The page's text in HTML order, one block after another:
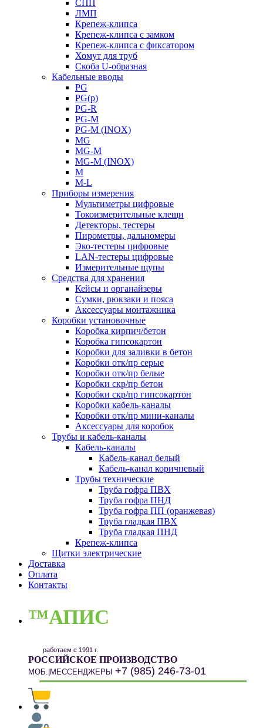
СПП
ЛМП
Крепеж-клипса
Крепеж-клипса с замком
Крепеж-клипса с фиксатором
Хомут для труб
Скоба U-образная
Кабельные вводы
PG
PG(p)
PG-R
PG-M
PG-M (INOX)
MG
MG-M
MG-M (INOX)
M
M-L
Приборы измерения
Мультиметры цифровые
Токоизмерительные клещи
Детекторы, тестеры
Пирометры, дальномеры
Эко-тестеры цифровые
LAN-тестеры цифровые
Измерительные щупы
Средства для хранения
Кейсы и органайзеры
Сумки, рюкзаки и пояса
Аксессуары монтажника
Коробки установочные
Коробка кирпич/бетон
Коробка гипсокартон
Коробки для заливки в бетон
Коробки отк/пр серые
Коробки отк/пр белые
Коробки скр/пр бетон
Коробки скр/пр гипсокартон
Коробки кабель-каналы
Коробки отк/пр мини-каналы
Аксессуары для коробок
Трубы и кабель-каналы
Кабель-каналы
Кабель-канал белый
Кабель-канал коричневый
Трубы технические
Труба гофра ПВХ
Труба гофра ПНД
Труба гофра ПП (оранжевая)
Труба гладкая ПВХ
Труба гладкая ПНД
Крепеж-клипса
Щитки электрические
Доставка
Оплата
Контакты
™АПИС
работаем с 1991 г.
РОССИЙСКОЕ ПРОИЗВОДСТВО
МОБ.|МЕССЕНДЖЕРЫ +7 (985) 246-73-01